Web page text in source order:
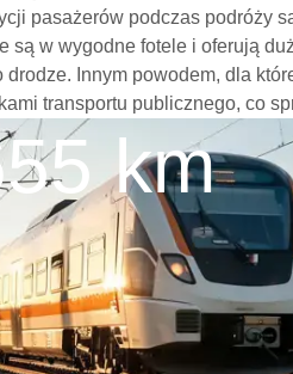
pasażerów podczas podróży
w wygodne fotele i oferują
Innym powodem, dla
transportu publicznego, co
km